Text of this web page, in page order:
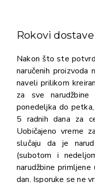
Rokovi dostave
Nakon što ste
naručenih
naveli prilikom
za sve
ponedeljka do
5 radnih dana za
Uobičajeno vreme
slučaju da je
(subotom i
narudžbine
dan. Isporuke se ne